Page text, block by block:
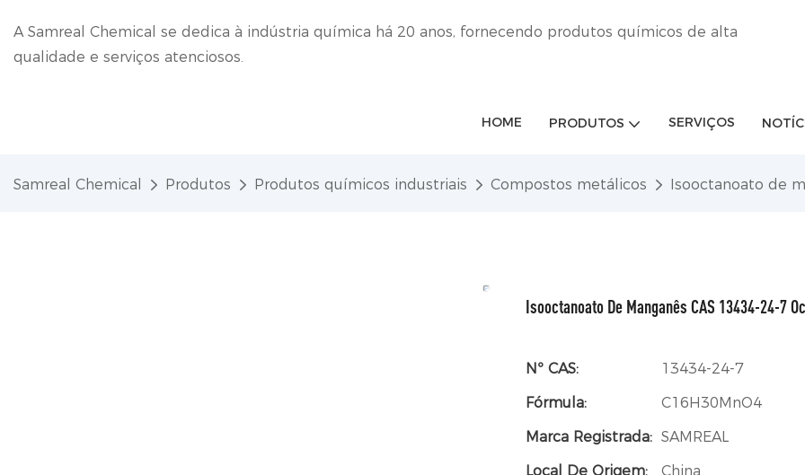
A Samreal Chemical se dedica à indústria química há 20 anos, fornecendo produtos químicos de alta
qualidade e serviços atenciosos.
HOME PRODUTOS SERVIÇOS
Samreal Chemical Produtos Produtos químicos industriais Compostos metálicos Isooctanoato de
Isooctanoato De Manganês CAS 13434-24-7
Nº CAS:
13434-24-7
Fórmula:
C16H30MnO4
Marca Registrada: SAMREAL
Local De Origem:
China